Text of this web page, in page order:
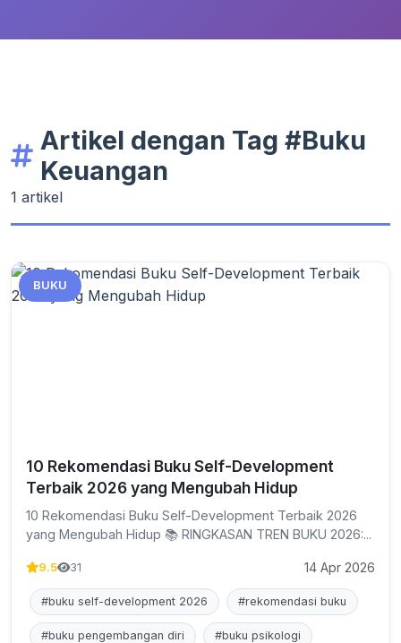
Artikel dengan Tag #Buku
Keuangan
1 artikel
BUKU
10 Rekomendasi Buku Self-Development
Terbaik 2026 yang Mengubah Hidup
10 Rekomendasi Buku Self-Development Terbaik 2026
yang Mengubah Hidup 📚 RINGKASAN TREN BUKU 2026:...
9.5 31 14 Apr 2026
#buku self-development 2026 #rekomendasi buku
#buku pengembangan diri #buku psikologi